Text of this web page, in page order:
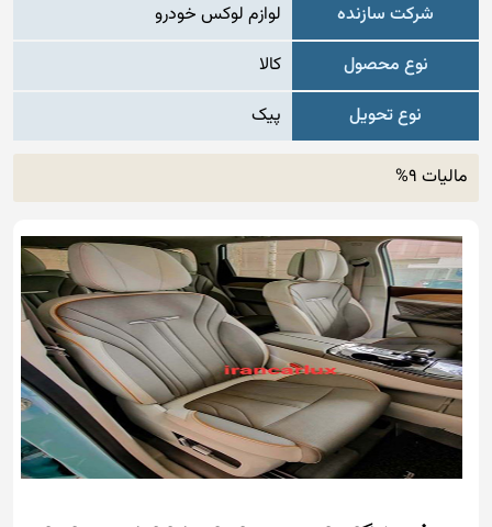
شرکت سازنده
لوازم لوکس خودرو
نوع محصول
کالا
نوع تحویل
پیک
مالیات 9%